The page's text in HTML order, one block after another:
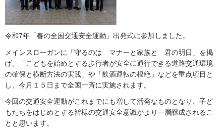
令和7年「春の全国交通安全運動」出発式に参加しました。
メインスローガンに「守るのは マナーと家族と 君の明日」を掲
げ、「こどもを始めとする歩行者が安全に通行できる道路交通環境
の確保と横断方法の実践」や「飲酒運転の根絶」などを重点項目と
し、今月１５日まで全国一斉に実施されます。
今回の交通安全運動がこれまでにも増して活発なものとなり、子ど
もたちをはじめとする皆様の交通安全意識がより一層醸成されるこ
とと思います。